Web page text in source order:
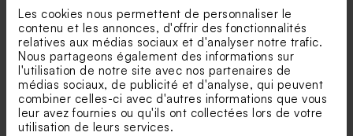
Les cookies nous permettent de personnaliser le
contenu et les annonces, d'offrir des fonctionnalités
relatives aux médias sociaux et d'analyser notre trafic.
Nous partageons également des informations sur
l'utilisation de notre site avec nos partenaires de
médias sociaux, de publicité et d'analyse, qui peuvent
combiner celles-ci avec d'autres informations que vous
leur avez fournies ou qu'ils ont collectées lors de votre
utilisation de leurs services.
Découvrez + d’inspiration sur notre blog